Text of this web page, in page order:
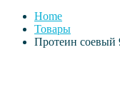
Home
Товары
Протеин соевый